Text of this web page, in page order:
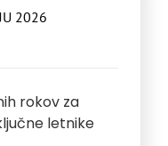
2026
rokov za
letnike